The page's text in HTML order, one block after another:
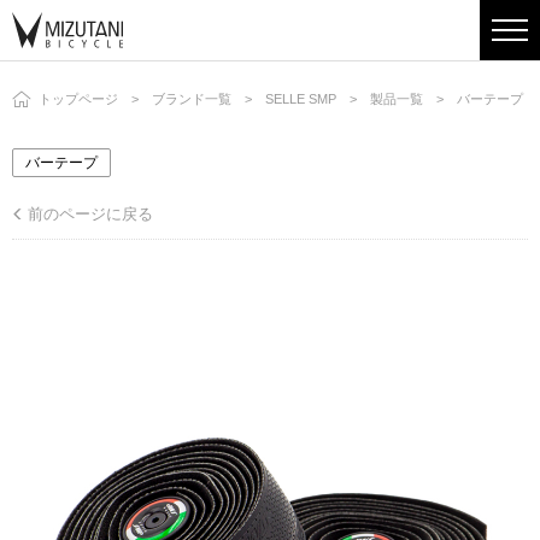
トップページ ブランド一覧 SELLE SMP 製品一覧 バーテープ
バーテープ
前のページに戻る